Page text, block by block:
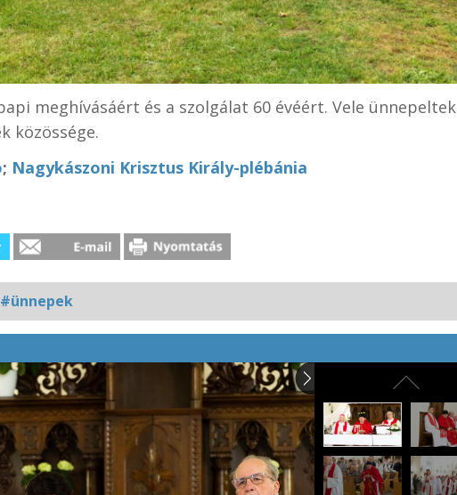
meghívásáért és a szolgálat 60 évéért. Vele ünnepeltek
közössége.
; Nagykászoni Krisztus Király-plébánia
#ünnepek